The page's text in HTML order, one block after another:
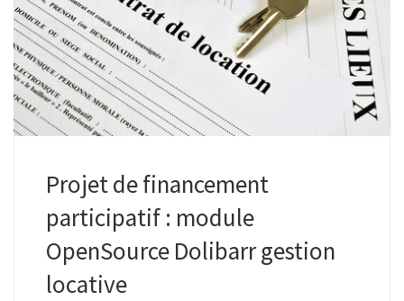
Projet de financement
participatif : module
OpenSource Dolibarr gestion
locative